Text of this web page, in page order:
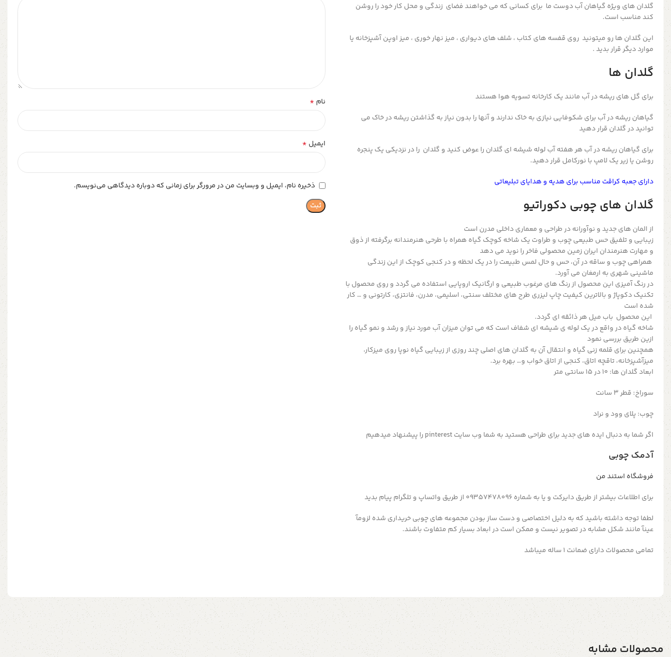
گلدان های ویژه گیاهان آب دوست ما برای کسانی که می خواهند فضای زندگی و محل کار خود را روشن
کند مناسب است.
این گلدان ها رو میتونید روی قفسه های کتاب ، شلف های دیواری ، میز نهار خوری ، میز اوپن آشپزخانه یا
موارد دیگر قرار بدید .
گلدان ها
برای گل های ریشه در آب مانند یک کارخانه تسویه هوا هستند
گیاهان ریشه در آب برای شکوفایی نیازی به خاک ندارند و آنها را بدون نیاز به گذاشتن ریشه در خاک می
توانید در گلدان قرار دهید
برای گیاهان ریشه در آب هر هفته آب لوله شیشه ای گلدان را عوض کنید و گلدان را در نزدیکی یک پنجره
روشن یا زیر یک لامپ با نورکامل قرار دهید.
دارای جعبه کراقت مناسب برای هدیه و هدایای تبلیعاتی
گلدان های چوبی دکوراتیو
از المان های جدید و نوآورانه در طراحی و معماری داخلی مدرن است
زیبایی و تلفیق حس طبیعی چوب و طراوت یک شاخه کوچک گیاه همراه با طرحی هنرمندانه برگرفته از ذوق
و مهارت هنرمندان ایران زمین محصولی فاخر را نوید می دهد
همراهی چوب و ساقه در آن، حس و حال لمس طبیعت را در یک لحظه و در کنجی کوچک از این زندگی
ماشینی شهری به ارمغان می آورد.
در رنگ آمیزی این محصول از رنگ های مرغوب طبیعی و ارگانیک اروپایی استفاده می گردد و روی محصول با
تکنیک دکوپاژ و بالاترین کیفیت چاپ لیزری طرح های مختلف سنتی، اسلیمی، مدرن، فانتزی، کارتونی و … کار
شده است
این محصول باب میل هر ذائقه ای گردد.
شاخه گیاه در واقع در یک لوله ی شیشه ای شفاف است که می توان میزان آب مورد نیاز و رشد و نمو گیاه را
ازین طریق بررسی نمود
همچنین برای قلمه زنی گیاه و انتقال آن به گلدان های اصلی چند روزی از زیبایی گیاه نوپا روی میزکار،
میزآشپزخانه، تاقچه اتاق، کنجی از اتاق خواب و… بهره برد.
ابعاد گلدان ها: 10 در 15 سانتی متر
سوراخ: قطر 3 سانت
چوب: پلای وود و نراد
اگر شما به دنبال ایده های جدید برای طراحی هستید به شما وب سایت pinterest را پیشنهاد میدهیم
آدمک چوبی
فروشگاه استند من
برای اطلاعات بیشتر از طریق دایرکت و یا به شماره 09357478096 از طریق واتساپ و تلگرام پیام بدید
لطفا توجه داشته باشید که به دلیل اختصاصی و دست ساز بودن مجموعه های چوبی خریداری شده لزومآ
عینآ مانند شکل مشابه در تصویر نیست و ممکن است در ابعاد بسیار کم متفاوت باشند.
تمامی محصولات دارای ضمانت ۱ ساله میباشد
نام *
ایمیل *
ذخیره نام، ایمیل و وبسایت من در مرورگر برای زمانی که دوباره دیدگاهی می‌نویسم.
محصولات مشابه